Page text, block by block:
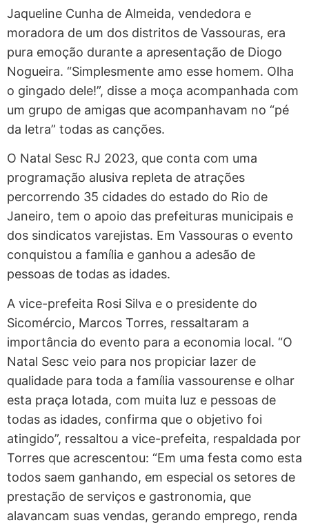
Jaqueline Cunha de Almeida, vendedora e
moradora de um dos distritos de Vassouras, era
pura emoção durante a apresentação de Diogo
Nogueira. “Simplesmente amo esse homem. Olha
o gingado dele!”, disse a moça acompanhada com
um grupo de amigas que acompanhavam no “pé
da letra” todas as canções.
O Natal Sesc RJ 2023, que conta com uma
programação alusiva repleta de atrações
percorrendo 35 cidades do estado do Rio de
Janeiro, tem o apoio das prefeituras municipais e
dos sindicatos varejistas. Em Vassouras o evento
conquistou a família e ganhou a adesão de
pessoas de todas as idades.
A vice-prefeita Rosi Silva e o presidente do
Sicomércio, Marcos Torres, ressaltaram a
importância do evento para a economia local. “O
Natal Sesc veio para nos propiciar lazer de
qualidade para toda a família vassourense e olhar
esta praça lotada, com muita luz e pessoas de
todas as idades, confirma que o objetivo foi
atingido”, ressaltou a vice-prefeita, respaldada por
Torres que acrescentou: “Em uma festa como esta
todos saem ganhando, em especial os setores de
prestação de serviços e gastronomia, que
alavancam suas vendas, gerando emprego, renda